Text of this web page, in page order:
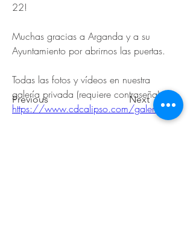
Previous Next
22!
Muchas gracias a Arganda y a su
Ayuntamiento por abrirnos las puertas.
Todas las fotos y vídeos en nuestra
galería privada (requiere contraseña):
https://www.cdcalipso.com/galeria